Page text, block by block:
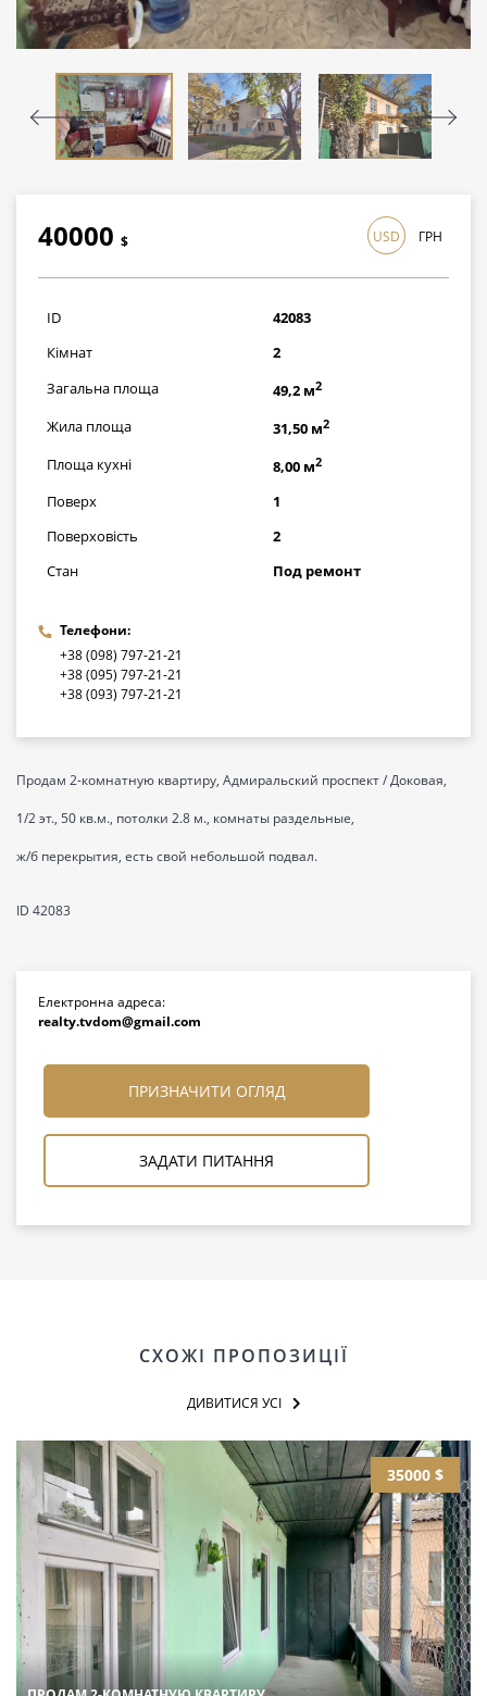
40000 $
1160000грн
USD ГРН
ID
42083
Кімнат
2
Загальна площа
49,2 м2
Жила площа 31,50 м2
Площа кухні 8,00 м2
Поверх
1
Поверховість
2
Стан
Под ремонт
Телефони:
+38 (098) 797-21-21
+38 (095) 797-21-21
+38 (093) 797-21-21
Продам 2-комнатную квартиру, Адмиральский проспект / Доковая,
1/2 эт., 50 кв.м., потолки 2.8 м., комнаты раздельные,
ж/б перекрытия, есть свой небольшой подвал.
ID 42083
Електронна адреса:
realty.tvdom@gmail.com
ПРИЗНАЧИТИ ОГЛЯД
ЗАДАТИ ПИТАННЯ
СХОЖІ ПРОПОЗИЦІЇ
ДИВИТИСЯ УСІ
35000 $